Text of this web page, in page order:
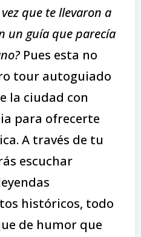
que te llevaron a
un guía que parecía
Pues esta no
tour autoguiado
la ciudad con
para ofrecerte
A través de tu
escuchar
históricos, todo
de humor que